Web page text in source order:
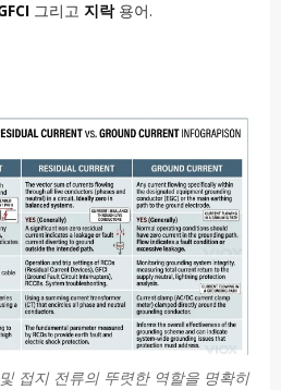
그리고 지락용어.
접지 전류의 뚜렷한 역할을 명확히